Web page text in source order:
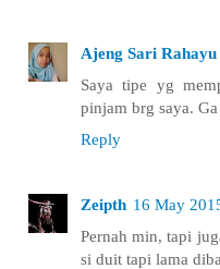
Ajeng Sari Rahayu
Saya tipe yg
pinjam brg saya.
Reply
Zeipth 16 May
Pernah min, tapi
si duit tapi lama